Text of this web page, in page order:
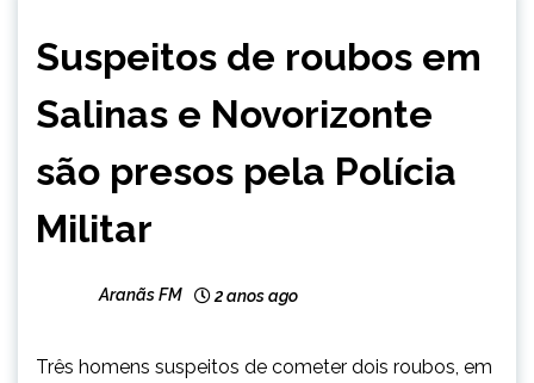
GERAIS
NOTÍCIAS
Suspeitos de roubos em
Salinas e Novorizonte
são presos pela Polícia
Militar
Aranãs FM 2 anos ago
Três homens suspeitos de cometer dois roubos, em